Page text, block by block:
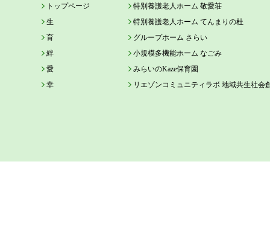
トップページ
生
育
絆
愛
幸
特別養護老人ホーム 敬愛荘
特別養護老人ホーム てんまりの杜
グループホーム さらい
小規模多機能ホーム なごみ
みらいのKaze保育園
リエゾンコミュニティラボ 地域共生社会